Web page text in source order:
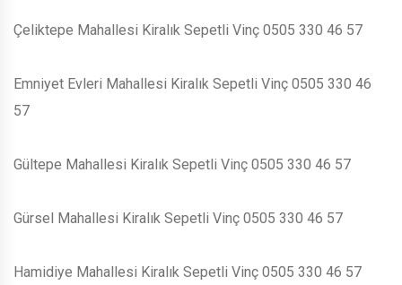
Çeliktepe Mahallesi Kiralık Sepetli Vinç 0505 330 46 57
Emniyet Evleri Mahallesi Kiralık Sepetli Vinç 0505 330 46
57
Gültepe Mahallesi Kiralık Sepetli Vinç 0505 330 46 57
Gürsel Mahallesi Kiralık Sepetli Vinç 0505 330 46 57
Hamidiye Mahallesi Kiralık Sepetli Vinç 0505 330 46 57